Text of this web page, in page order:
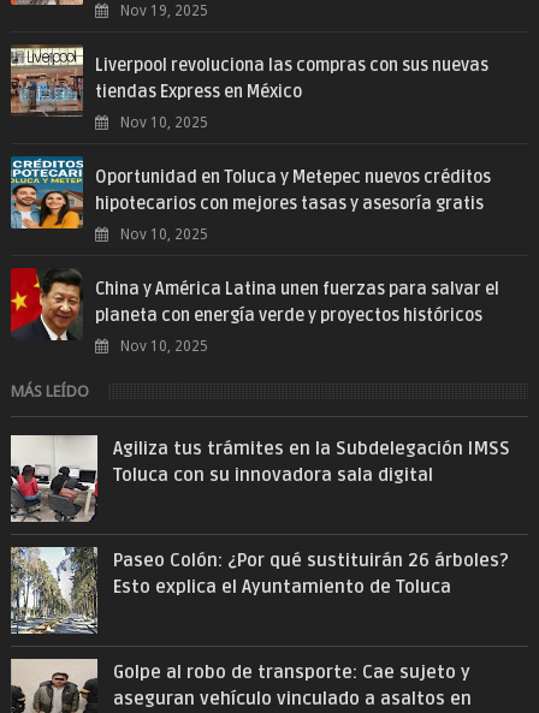
Nov 19, 2025
Liverpool revoluciona las compras con sus nuevas
tiendas Express en México
Nov 10, 2025
Oportunidad en Toluca y Metepec nuevos créditos
hipotecarios con mejores tasas y asesoría gratis
Nov 10, 2025
China y América Latina unen fuerzas para salvar el
planeta con energía verde y proyectos históricos
Nov 10, 2025
MÁS LEÍDO
Agiliza tus trámites en la Subdelegación IMSS
Toluca con su innovadora sala digital
Paseo Colón: ¿Por qué sustituirán 26 árboles?
Esto explica el Ayuntamiento de Toluca
Golpe al robo de transporte: Cae sujeto y
aseguran vehículo vinculado a asaltos en